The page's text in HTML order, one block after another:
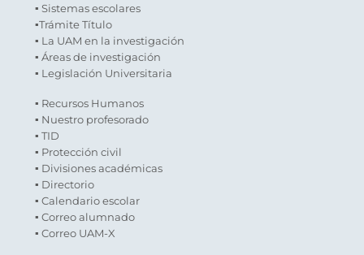
▪ Sistemas escolares
▪Trámite Título
▪ La UAM en la investigación
▪ Áreas de investigación
▪ Legislación Universitaria
▪ Recursos Humanos
▪ Nuestro profesorado
▪ TID
▪ Protección civil
▪ Divisiones académicas
▪ Directorio
▪ Calendario escolar
▪ Correo alumnado
▪ Correo UAM-X